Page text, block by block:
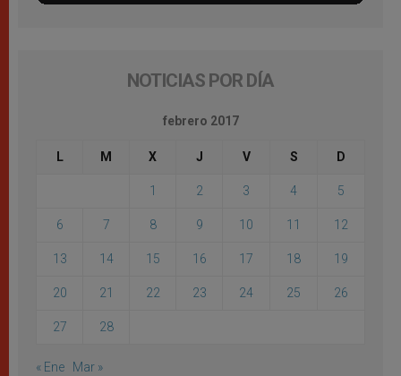
NOTICIAS POR DÍA
febrero 2017
L M X J V S D
1 2 3 4 5
6 7 8 9 10 11 12
13 14 15 16 17 18 19
20 21 22 23 24 25 26
27 28
« Ene Mar »